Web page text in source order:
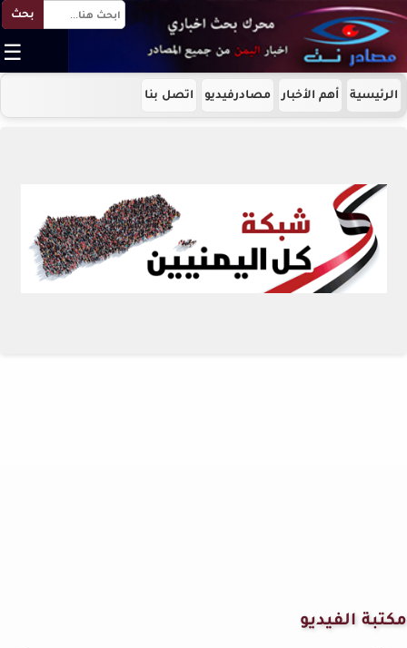
بحث
☰
الرئيسية أهم الأخبار مصادرفيديو اتصل بنا
مكتبة الفيديو